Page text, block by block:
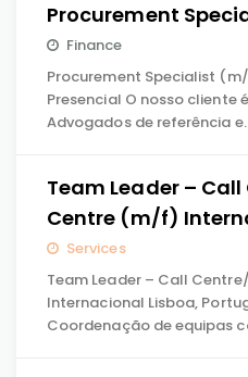
Procurement
Finance
Procurement Specialist
Presencial O nosso cliente
Advogados de referência
Team Leader –
Centre (m/f)
Services
Team Leader – Call
Internacional Lisboa,
Coordenação de equipas